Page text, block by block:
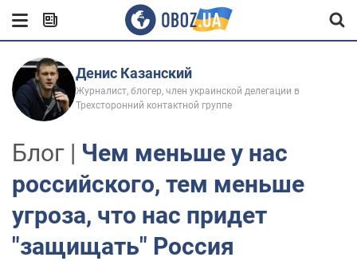
Денис Казанский
Журналист, блогер, член украинской делегации в
Трехсторонний контактной группе
Блог | Чем меньше у нас
российского, тем меньше
угроза, что нас придет
"защищать" Россия